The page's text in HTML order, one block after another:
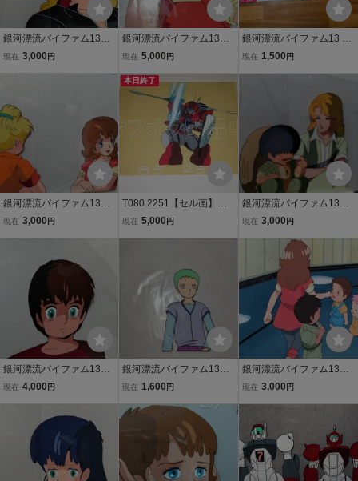
銀河漂流バイファム13セ
ル画A6動画付き
現在 3,000 円
銀河漂流バイファム13セ
ル画C3
現在 5,000 円
銀河漂流バイファム13 ペ
ンチ・イライザ セル
現在 1,500 円
銀河漂流バイファム13セ
ル画C6
現在 3,000 円
本日終了
T080 2251【セル画】銀
河漂流バイファム ネオフ
現在 5,000 円
銀河漂流バイファム13セ
ル画AＢ22
現在 3,000 円
銀河漂流バイファム13セ
ル画A1ロディ・シャッフ
現在 4,000 円
銀河漂流バイファム13セ
ル画A2
現在 1,600 円
銀河漂流バイファム13セ
ル画C17動画付き、背景
現在 3,000 円